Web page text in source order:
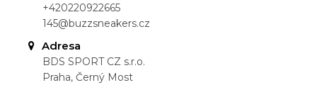
+420220922665
145@buzzsneakers.cz
Adresa
BDS SPORT CZ s.r.o.
Praha, Černý Most